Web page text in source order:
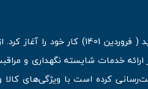
خدمات شایسته نگهداری و
کرده است با ویژگی‌های کالا